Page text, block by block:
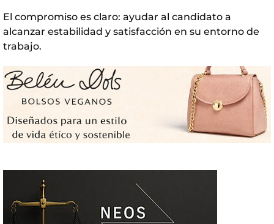
El compromiso es claro: ayudar al candidato a
alcanzar estabilidad y satisfacción en su entorno de
trabajo.